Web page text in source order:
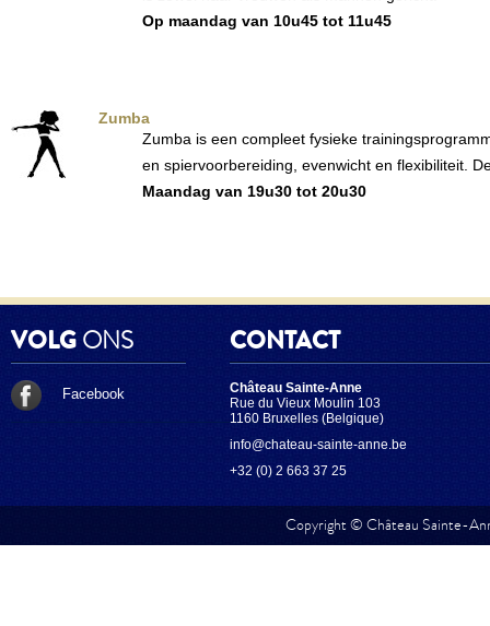
Op maandag van 10u45 tot 11u45
Zumba
Zumba is een compleet fysieke
en spiervoorbereiding, evenwicht en flexibiliteit.
Maandag van 19u30 tot 20u30
VOLGONS
Facebook
CONTACT
Château Sainte-Anne
Rue du Vieux Moulin 103
1160 Bruxelles (Belgique)
info@chateau-sainte-anne.be
+32 (0) 2 663 37 25
Copyright © Château Sainte-